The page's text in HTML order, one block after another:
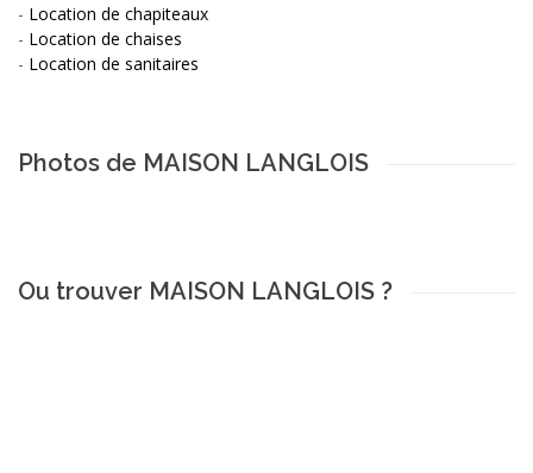
- Location de chapiteaux
- Location de chaises
- Location de sanitaires
Photos de MAISON LANGLOIS
Ou trouver MAISON LANGLOIS ?